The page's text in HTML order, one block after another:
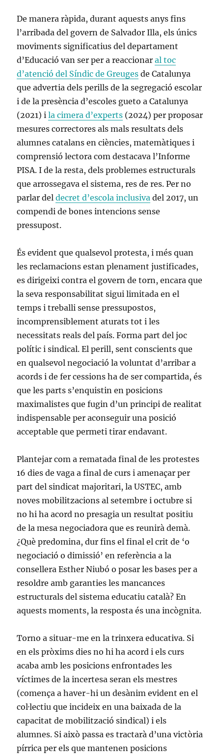
De manera ràpida, durant aquests anys fins
l’arribada del govern de Salvador Illa, els únics
moviments significatius del departament
d’Educació van ser per a reaccionaral toc
d’atenció del Síndic de Greuges de Catalunya
que advertia dels perills de la segregació escolar
i de la presència d’escoles gueto a Catalunya
(2021) ila cimera d’experts (2024) per proposar
mesures correctores als mals resultats dels
alumnes catalans en ciències, matemàtiques i
comprensió lectora com destacava l’Informe
PISA. I de la resta, dels problemes estructurals
que arrossegava el sistema, res de res. Per no
parlar deldecret d’escola inclusiva del 2017, un
compendi de bones intencions sense
pressupost.
És evident que qualsevol protesta, i més quan
les reclamacions estan plenament justificades,
es dirigeixi contra el govern de torn, encara que
la seva responsabilitat sigui limitada en el
temps i treballi sense pressupostos,
incomprensiblement aturats tot i les
necessitats reals del país. Forma part del joc
polític i sindical. El perill, sent conscients que
en qualsevol negociació la voluntat d’arribar a
acords i de fer cessions ha de ser compartida, és
que les parts s’enquistin en posicions
maximalistes que fugin d’un principi de realitat
indispensable per aconseguir una posició
acceptable que permeti tirar endavant.
Plantejar com a rematada final de les protestes
16 dies de vaga a final de curs i amenaçar per
part del sindicat majoritari, la USTEC, amb
noves mobilitzacions al setembre i octubre si
no hi ha acord no presagia un resultat positiu
de la mesa negociadora que es reunirà demà.
¿Què predomina, dur fins el final el crit de ‘o
negociació o dimissió’ en referència a la
consellera Esther Niubó o posar les bases per a
resoldre amb garanties les mancances
estructurals del sistema educatiu català? En
aquests moments, la resposta és una incògnita.
Torno a situar-me en la trinxera educativa. Si
en els pròxims dies no hi ha acord i els curs
acaba amb les posicions enfrontades les
víctimes de la incertesa seran els mestres
(comença a haver-hi un desànim evident en el
col·lectiu que incideix en una baixada de la
capacitat de mobilització sindical) i els
alumnes. Si això passa es tractarà d’una victòria
pírrica per els que mantenen posicions